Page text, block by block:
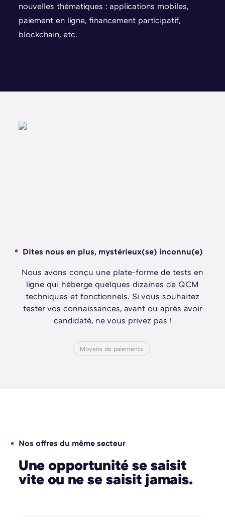
nouvelles thématiques : applications mobiles,
paiement en ligne, financement participatif,
blockchain, etc.
Dites nous en plus, mystérieux(se) inconnu(e)
Nous avons conçu une plate-forme de tests en
ligne qui héberge quelques dizaines de QCM
techniques et fonctionnels. Si vous souhaitez
tester vos connaissances, avant ou après avoir
candidaté, ne vous privez pas !
Moyens de paiements
Nos offres du même secteur
Une opportunité se saisit
vite ou ne se saisit jamais.